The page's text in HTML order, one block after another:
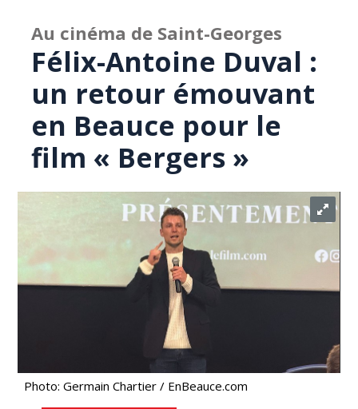
Au cinéma de Saint-Georges
Félix-Antoine Duval :
un retour émouvant
en Beauce pour le
film « Bergers »
Photo: Germain Chartier / EnBeauce.com